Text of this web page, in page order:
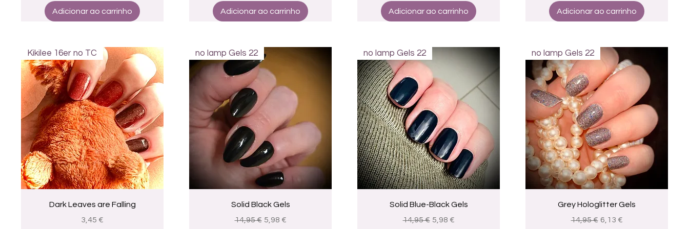
Adicionar ao carrinho Adicionar ao carrinho Adicionar ao carrinho Adicionar ao carrinho
Visualização rápida
Kikilee 16er no TC
Dark Leaves are Falling
Preço
3,45 €
Visualização rápida
no lamp Gels 22
Solid Black Gels
Preço normal
14,95 € Preço promocional
5,98 €
Visualização rápida
no lamp Gels 22
Solid Blue-Black Gels
Preço normal
14,95 € Preço promocional
5,98 €
Visualização rápida
no lamp Gels 22
Grey Hologlitter Gels
Preço normal
14,95 € Preço promocional
6,13 €